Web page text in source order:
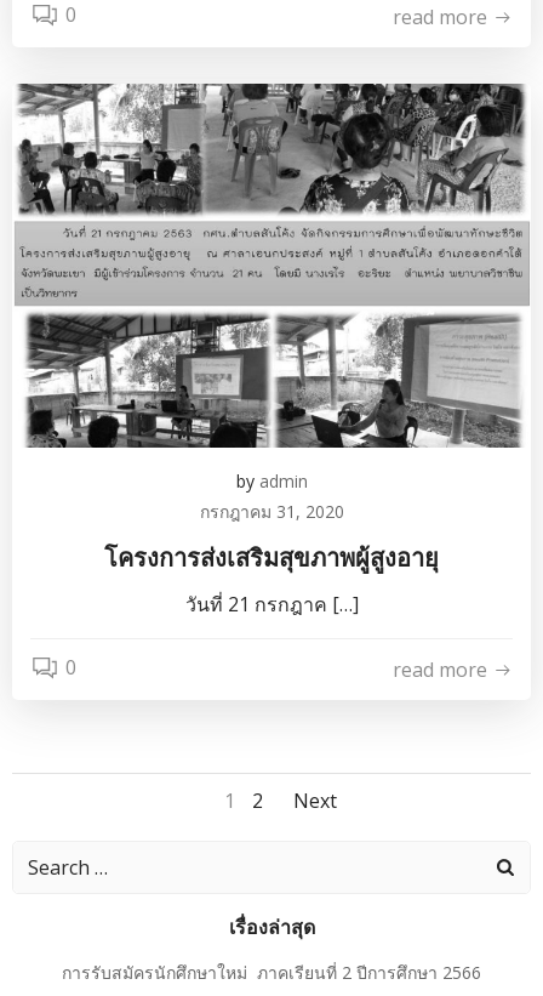
0 read more
by admin
กรกฎาคม 31, 2020
โครงการส่งเสริมสุขภาพผู้สูงอายุ
วันที่ 21 กรกฎาค […]
0 read more
Posts
Page
1 Page
2
Posts
navigation
Next
Search
เรื่องล่าสุด
การรับสมัครนักศึกษาใหม่ ภาคเรียนที่ 2 ปีการศึกษา 2566